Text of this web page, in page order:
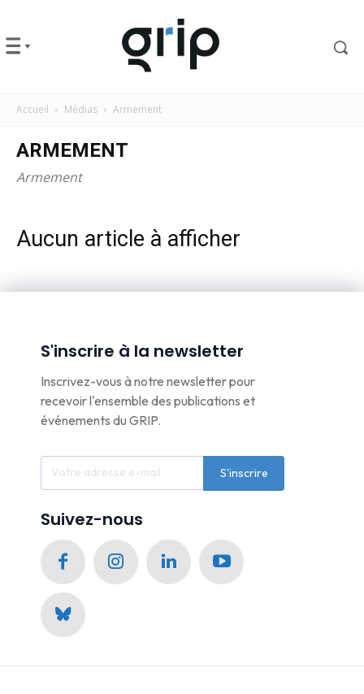
Accueil Médias Armement
ARMEMENT
Armement
Aucun article à afficher
S'inscrire à la newsletter
Inscrivez-vous à notre newsletter pour
recevoir l'ensemble des publications et
événements du GRIP.
S'inscrire
Suivez-nous